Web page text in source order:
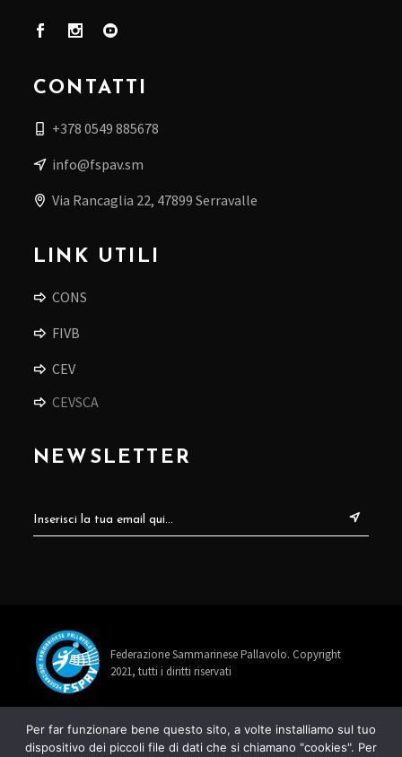
CONTATTI
+378 0549 885678
info@fspav.sm
Via Rancaglia 22, 47899 Serravalle
LINK UTILI
CONS
FIVB
CEV
CEVSCA
NEWSLETTER
Federazione Sammarinese Pallavolo. Copyright
2021, tutti i diritti riservati
Per far funzionare bene questo sito, a volte installiamo sul tuo
dispositivo dei piccoli file di dati che si chiamano "cookies". Per